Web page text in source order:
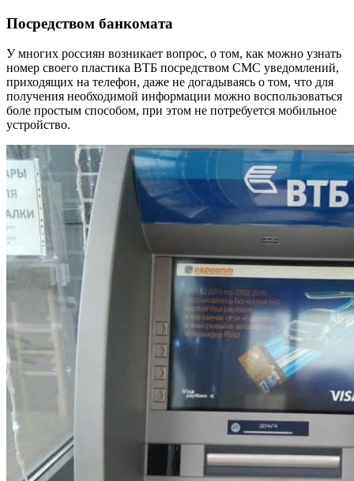
Посредством банкомата
У многих россиян возникает вопрос, о том, как можно узнать
номер своего пластика ВТБ посредством СМС уведомлений,
приходящих на телефон, даже не догадываясь о том, что для
получения необходимой информации можно воспользоваться
боле простым способом, при этом не потребуется мобильное
устройство.